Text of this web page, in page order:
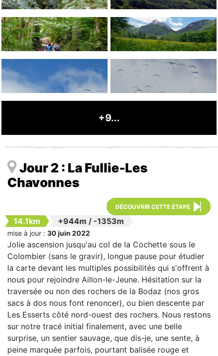
+9...
Jour 2 : La Fullie-Les
Chavonnes
DÉCOUVRIR CETTE ÉTAPE
14.1km +944m / -1353m
mise à jour : 30 juin 2022
Jolie ascension jusqu'au col de la Cochette sous le
Colombier (sans le gravir), longue pause pour étudier
la carte devant les multiples possibilités qui s'offrent à
nous pour rejoindre Aillon-le-Jeune. Hésitation sur la
traversée ou non des rochers de la Bodaz (nos gros
sacs à dos nous font renoncer), ou bien descente par
Les Esserts côté nord-ouest des rochers. Nous restons
sur notre tracé initial finalement, avec une belle
surprise, un sentier sauvage, que dis-je, une sente, à
peine marquée parfois, pourtant balisée rouge et